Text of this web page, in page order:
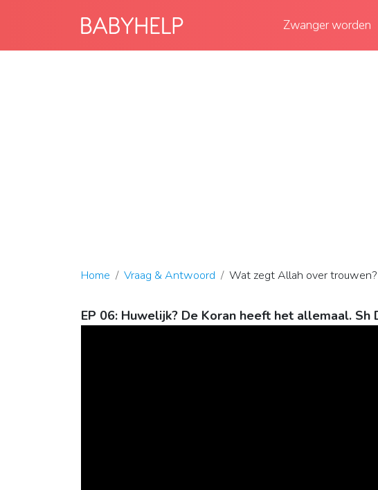
Zwanger worden
Home Vraag & Antwoord Wat zegt Allah over trouwen?
EP 06: Huwelijk? De Koran heeft het allemaal. Sh